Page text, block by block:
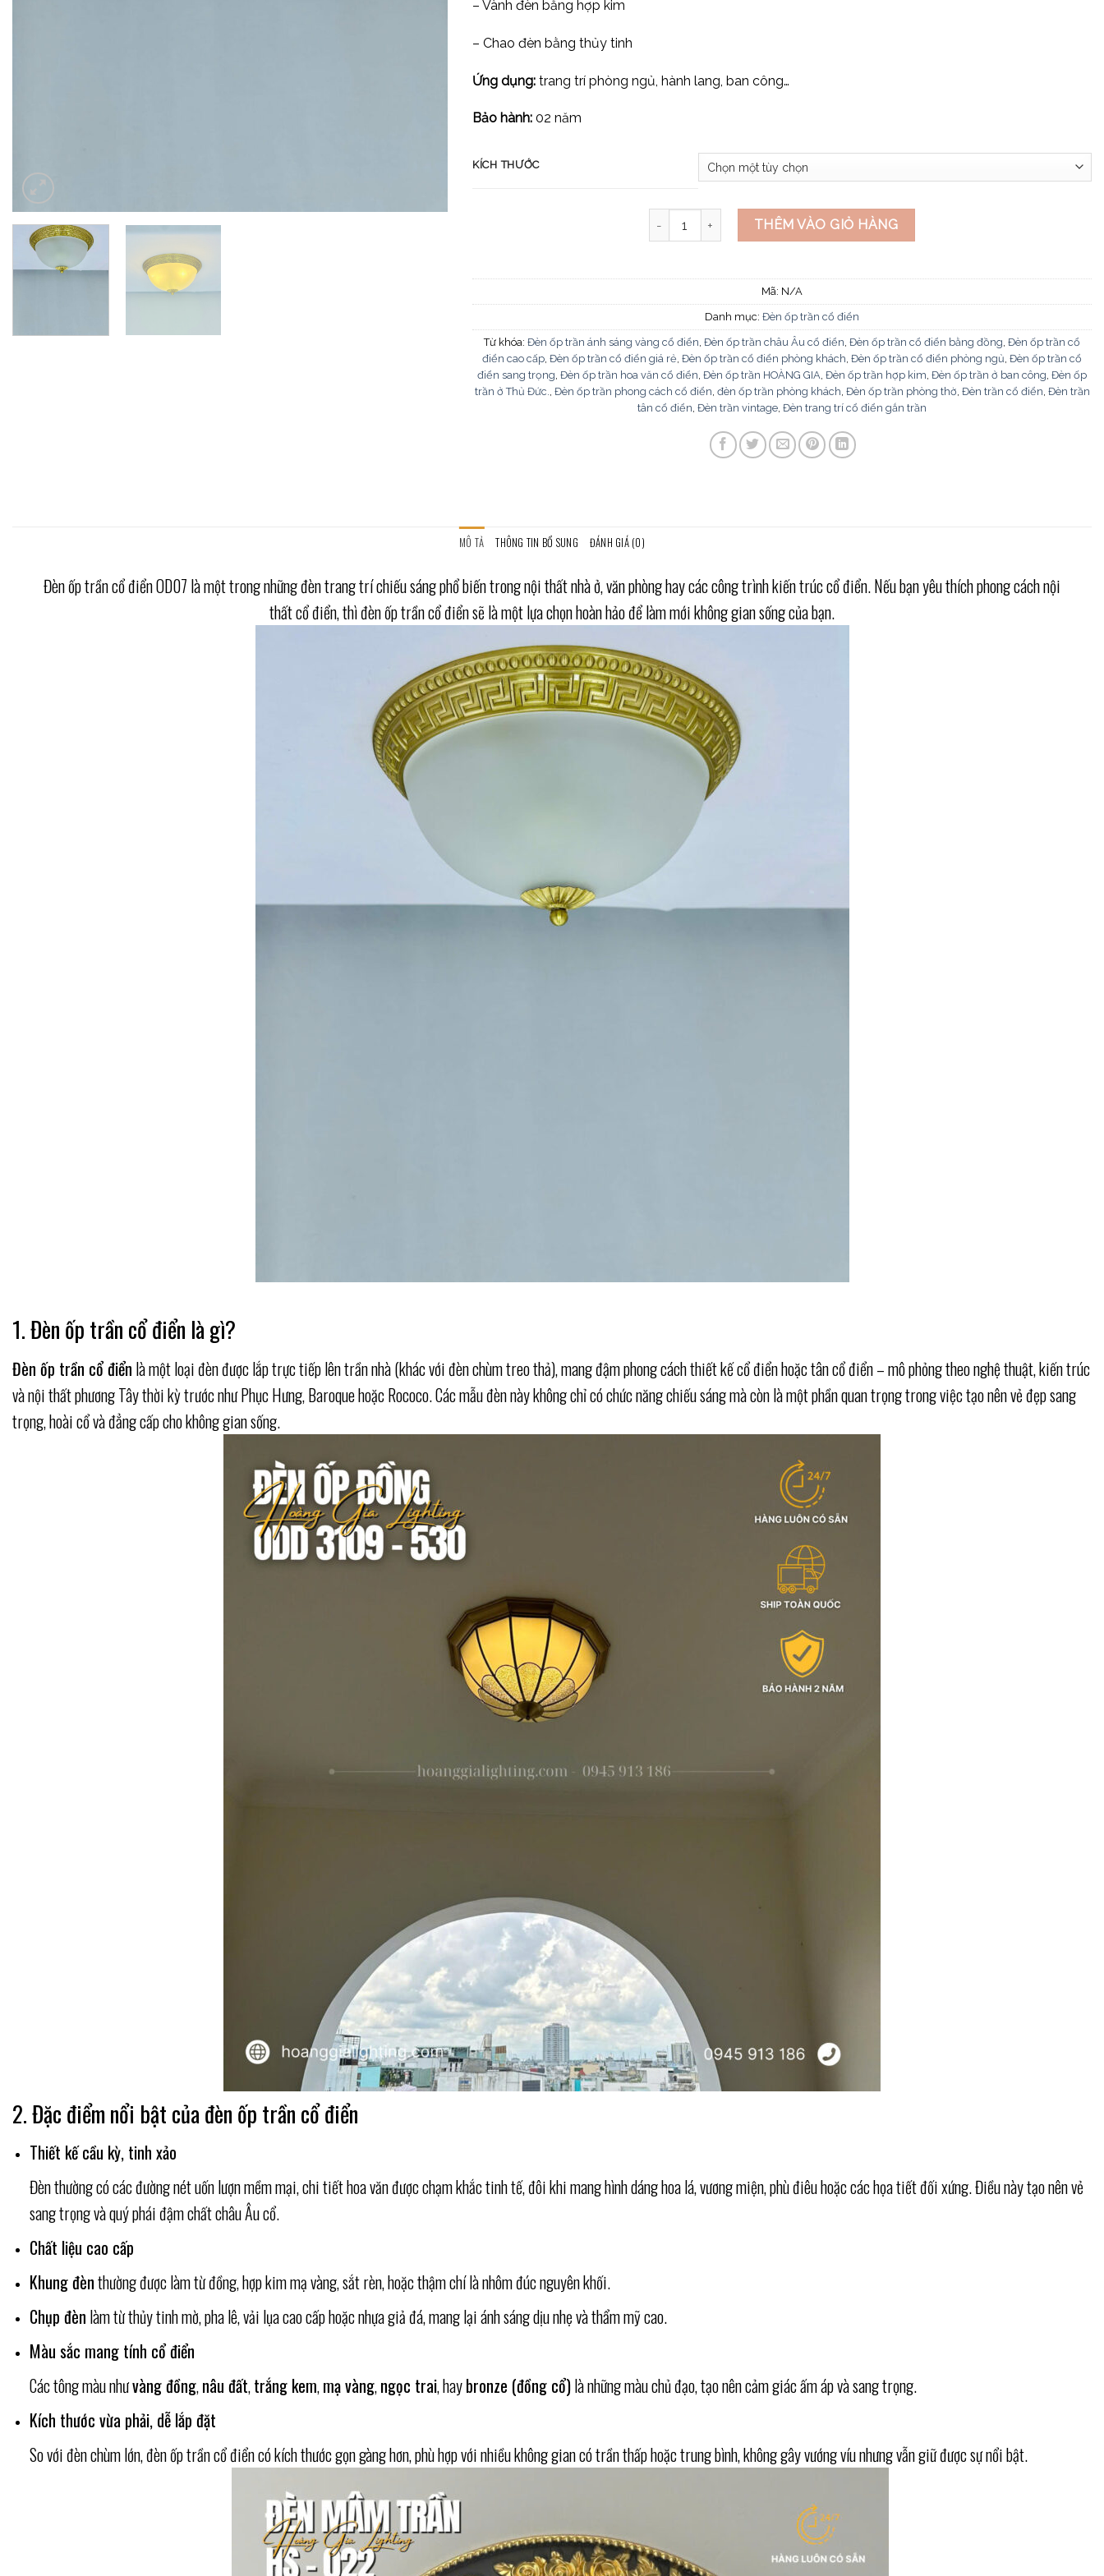
– Vành đèn bằng hợp kim
– Chao đèn bằng thủy tinh
Ứng dụng: trang trí phòng ngủ, hành lang, ban công…
Bảo hành: 02 năm
KÍCH THƯỚC
Đèn ốp trần cổ điển OD07 số lượng
THÊM VÀO GIỎ HÀNG
Mã: N/A
Danh mục: Đèn ốp trần cổ điển
Từ khóa: Đèn ốp trần ánh sáng vàng cổ điển, Đèn ốp trần châu Âu cổ điển, Đèn ốp trần cổ điển bằng đồng, Đèn ốp trần cổ
điển cao cấp, Đèn ốp trần cổ điển giá rẻ, Đèn ốp trần cổ điển phòng khách, Đèn ốp trần cổ điển phòng ngủ, Đèn ốp trần cổ
điển sang trọng, Đèn ốp trần hoa văn cổ điển, Đèn ốp trần HOÀNG GIA, Đèn ốp trần hợp kim, Đèn ốp trần ở ban công, Đèn ốp
trần ở Thủ Đức., Đèn ốp trần phong cách cổ điển, đèn ốp trần phòng khách, Đèn ốp trần phòng thờ, Đèn trần cổ điển, Đèn trần
tân cổ điển, Đèn trần vintage, Đèn trang trí cổ điển gắn trần
MÔ TẢ THÔNG TIN BỔ SUNG ĐÁNH GIÁ (0)
Đèn ốp trần cổ điển OD07 là một trong những đèn trang trí chiếu sáng phổ biến trong nội thất nhà ở, văn phòng hay các công trình kiến trúc cổ điển. Nếu bạn yêu thích phong cách nội
thất cổ điển, thì đèn ốp trần cổ điển sẽ là một lựa chọn hoàn hảo để làm mới không gian sống của bạn.
1. Đèn ốp trần cổ điển là gì?
Đèn ốp trần cổ điển là một loại đèn được lắp trực tiếp lên trần nhà (khác với đèn chùm treo thả), mang đậm phong cách thiết kế cổ điển hoặc tân cổ điển – mô phỏng theo nghệ thuật, kiến trúc
và nội thất phương Tây thời kỳ trước như Phục Hưng, Baroque hoặc Rococo. Các mẫu đèn này không chỉ có chức năng chiếu sáng mà còn là một phần quan trọng trong việc tạo nên vẻ đẹp sang
trọng, hoài cổ và đẳng cấp cho không gian sống.
2. Đặc điểm nổi bật của đèn ốp trần cổ điển
Thiết kế cầu kỳ, tinh xảo
Đèn thường có các đường nét uốn lượn mềm mại, chi tiết hoa văn được chạm khắc tinh tế, đôi khi mang hình dáng hoa lá, vương miện, phù điêu hoặc các họa tiết đối xứng. Điều này tạo nên vẻ
sang trọng và quý phái đậm chất châu Âu cổ.
Chất liệu cao cấp
Khung đènthường được làm từ đồng, hợp kim mạ vàng, sắt rèn, hoặc thậm chí là nhôm đúc nguyên khối.
Chụp đèn làm từ thủy tinh mờ, pha lê, vải lụa cao cấp hoặc nhựa giả đá, mang lại ánh sáng dịu nhẹ và thẩm mỹ cao.
Màu sắc mang tính cổ điển
Các tông màu nhưvàng đồng,nâu đất,trắng kem,mạ vàng,ngọc trai, haybronze (đồng cổ)là những màu chủ đạo, tạo nên cảm giác ấm áp và sang trọng.
Kích thước vừa phải, dễ lắp đặt
So với đèn chùm lớn, đèn ốp trần cổ điển có kích thước gọn gàng hơn, phù hợp với nhiều không gian có trần thấp hoặc trung bình, không gây vướng víu nhưng vẫn giữ được sự nổi bật.